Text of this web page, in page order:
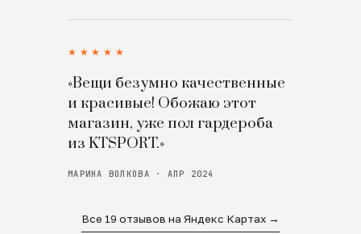
★★★★★
«Вещи безумно качественные
и красивые! Обожаю этот
магазин, уже пол гардероба
из KTSPORT.»
МАРИНА ВОЛКОВА · АПР 2024
Все 19 отзывов на Яндекс Картах →